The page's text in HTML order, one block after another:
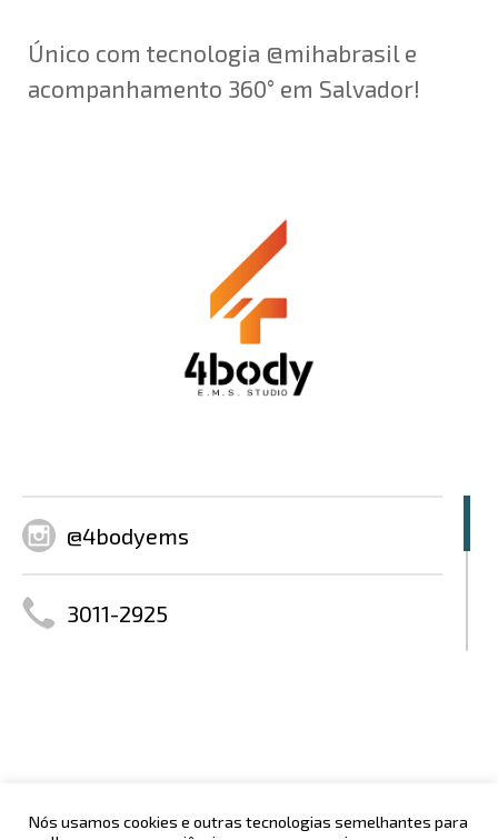
@4bodyems
3011-2925
Único com tecnologia @mihabrasil e
acompanhamento 360° em Salvador!
Nós usamos cookies e outras tecnologias semelhantes para